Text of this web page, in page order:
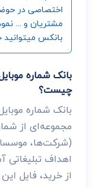
اختصاصی در حوضه
مشتریان و ...
بانکس میتوانید
بانک شماره
چیست؟
بانک شماره
مجموعه‌ای از
(شرکت‌ها،
اهداف
از خرید، فایل